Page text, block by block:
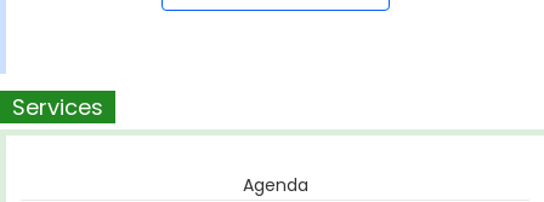
Services
Agenda